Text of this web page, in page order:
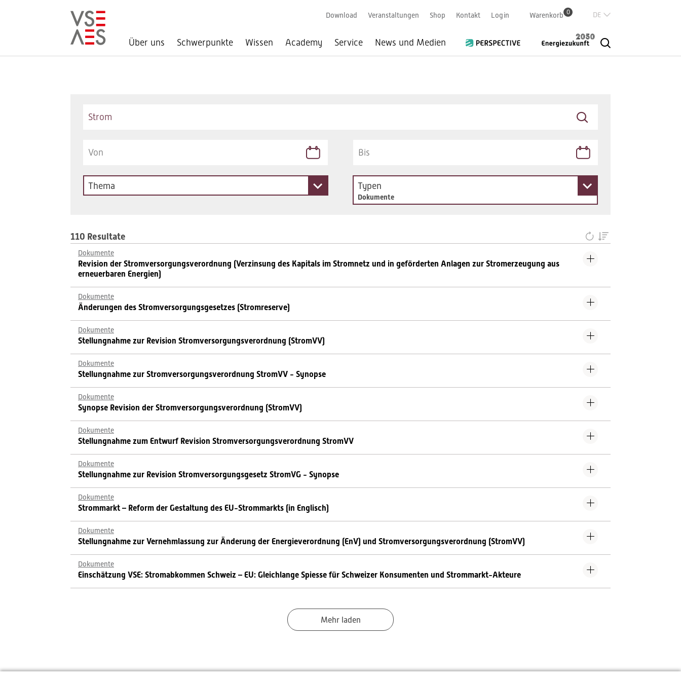
Über uns Schwerpunkte Wissen Academy Service News und Medien
Download Veranstaltungen Shop Kontakt Login Warenkorb 0
English
Thema Typen
Dokumente
110 Resultate
Dokumente
Revision der Stromversorgungsverordnung (Verzinsung des Kapitals im Stromnetz und in geförderten Anlagen zur Stromerzeugung aus
erneuerbaren Energien)
Dokumente
Änderungen des Stromversorgungsgesetzes (Stromreserve)
Dokumente
Stellungnahme zur Revision Stromversorgungsverordnung (StromVV)
Dokumente
Stellungnahme zur Stromversorgungsverordnung StromVV - Synopse
Dokumente
Synopse Revision der Stromversorgungsverordnung (StromVV)
Dokumente
Stellungnahme zum Entwurf Revision Stromversorgungsverordnung StromVV
Dokumente
Stellungnahme zur Revision Stromversorgungsgesetz StromVG - Synopse
Dokumente
Strommarkt – Reform der Gestaltung des EU-Strommarkts (in Englisch)
Dokumente
Stellungnahme zur Vernehmlassung zur Änderung der Energieverordnung (EnV) und Stromversorgungsverordnung (StromVV)
Dokumente
Einschätzung VSE: Stromabkommen Schweiz – EU: Gleichlange Spiesse für Schweizer Konsumenten und Strommarkt-Akteure
Mehr laden